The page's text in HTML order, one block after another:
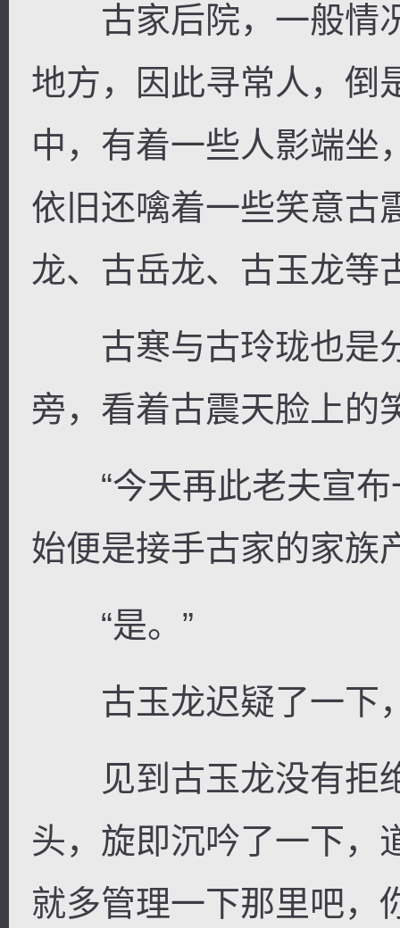
古家后院，一般情
地方，因此寻常人，倒
中，有着一些人影端坐
依旧还噙着一些笑意古
龙、古岳龙、古玉龙等
古寒与古玲珑也是
旁，看着古震天脸上的
“今天再此老夫宣布
始便是接手古家的家族
“是。”
古玉龙迟疑了一下
见到古玉龙没有拒
头，旋即沉吟了一下，
就多管理一下那里吧，